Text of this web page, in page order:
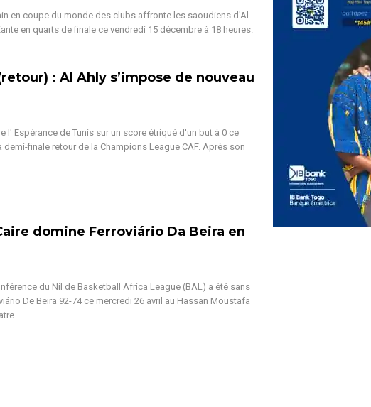
en coupe du monde des clubs affronte les saoudiens d'Al
en quarts de finale ce vendredi 15 décembre à 18 heures.
: Al Ahly s’impose de nouveau
l' Espérance de Tunis sur un score étriqué d'un but à 0 ce
finale retour de la Champions League CAF. Après son
domine Ferroviário Da Beira en
du Nil de Basketball Africa League (BAL) a été sans
De Beira 92-74 ce mercredi 26 avril au Hassan Moustafa